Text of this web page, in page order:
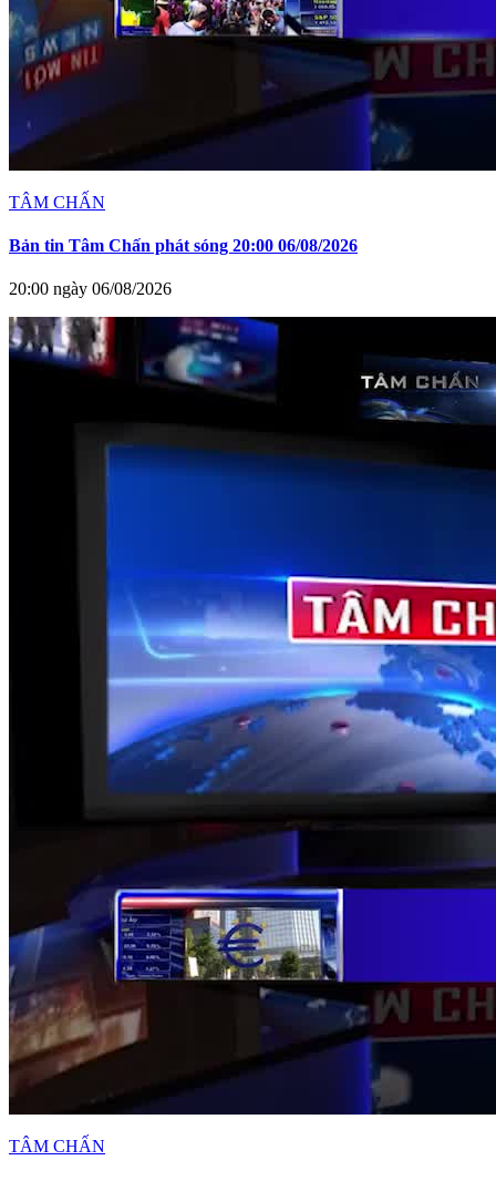
TÂM CHẤN
Bản tin Tâm Chấn phát sóng 20:00 06/08/2026
20:00 ngày 06/08/2026
TÂM CHẤN